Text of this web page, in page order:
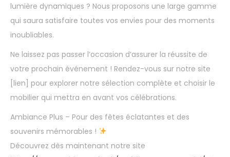
lumière dynamiques ? Nous proposons une large gamme
qui saura satisfaire toutes vos envies pour des moments
inoubliables.
Ne laissez pas passer l’occasion d’assurer la réussite de
votre prochain événement ! Rendez-vous sur notre site
[lien] pour explorer notre sélection complète et choisir le
mobilier qui mettra en avant vos célébrations.
Ambiance Plus – Pour des fêtes éclatantes et des
souvenirs mémorables !
Découvrez dès maintenant notre site